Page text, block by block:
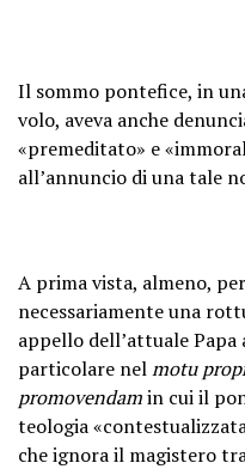
Il sommo pontefice, in
volo, aveva anche
«premeditato» e
all’annuncio di una tale
A prima vista, almeno,
necessariamente una
appello dell’attuale Papa
particolare nelmotu
promovendamin cui il
teologia
che ignora il magistero